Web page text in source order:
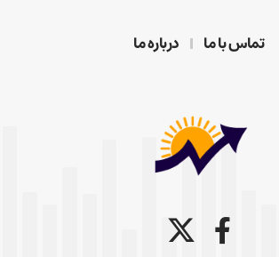
تماس با ما درباره ما